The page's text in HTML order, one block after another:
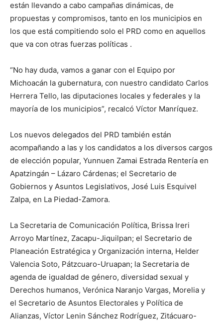
están llevando a cabo campañas dinámicas, de
propuestas y compromisos, tanto en los municipios en
los que está compitiendo solo el PRD como en aquellos
que va con otras fuerzas políticas .
“No hay duda, vamos a ganar con el Equipo por
Michoacán la gubernatura, con nuestro candidato Carlos
Herrera Tello, las diputaciones locales y federales y la
mayoría de los municipios”, recalcó Víctor Manríquez.
Los nuevos delegados del PRD también están
acompañando a las y los candidatos a los diversos cargos
de elección popular, Yunnuen Zamai Estrada Rentería en
Apatzingán – Lázaro Cárdenas; el Secretario de
Gobiernos y Asuntos Legislativos, José Luis Esquivel
Zalpa, en La Piedad-Zamora.
La Secretaria de Comunicación Política, Brissa Ireri
Arroyo Martínez, Zacapu-Jiquilpan; el Secretario de
Planeación Estratégica y Organización interna, Helder
Valencia Soto, Pátzcuaro-Uruapan; la Secretaria de
agenda de igualdad de género, diversidad sexual y
Derechos humanos, Verónica Naranjo Vargas, Morelia y
el Secretario de Asuntos Electorales y Política de
Alianzas, Víctor Lenin Sánchez Rodríguez, Zitácuaro-